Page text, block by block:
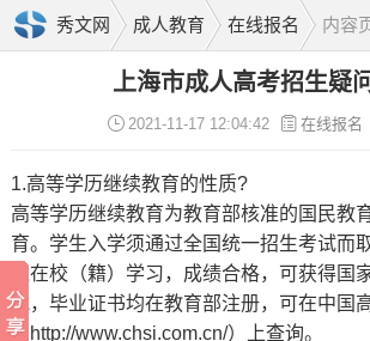
秀文网 成人教育 在线报名 内容
上海市成人高考招生疑
2021-11-17 12:04:42 在线报名
1.高等学历继续教育的性质?
高等学历继续教育为教育部核准的国民教
育。学生入学须通过全国统一招生考试而
过在校（籍）学习，成绩合格，可获得国
凭，毕业证书均在教育部注册，可在中国
（http://www.chsi.com.cn/）上查询。